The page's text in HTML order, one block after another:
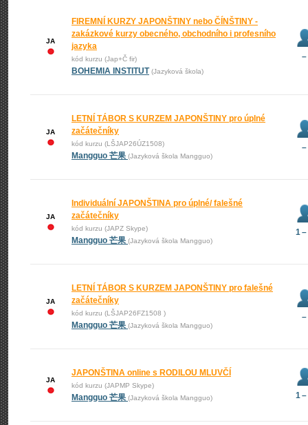
JA
FIREMNÍ KURZY JAPONŠTINY nebo ČÍNŠTINY -
zakázkové kurzy obecného, obchodního i profesního
jazyka
kód kurzu (Jap+Č fir)
BOHEMIA INSTITUT (Jazyková škola)
–
JA
LETNÍ TÁBOR S KURZEM JAPONŠTINY pro úplné
začátečníky
kód kurzu (LŠJAP26ÚZ1508)
Mangguo 芒果 (Jazyková škola Mangguo)
–
JA
Individuální JAPONŠTINA pro úplné/ falešné
začátečníky
kód kurzu (JAPZ Skype)
Mangguo 芒果 (Jazyková škola Mangguo)
1
JA
LETNÍ TÁBOR S KURZEM JAPONŠTINY pro falešné
začátečníky
kód kurzu (LŠJAP26FZ1508 )
Mangguo 芒果 (Jazyková škola Mangguo)
–
JA
JAPONŠTINA online s RODILOU MLUVČÍ
kód kurzu (JAPMP Skype)
Mangguo 芒果 (Jazyková škola Mangguo) 1